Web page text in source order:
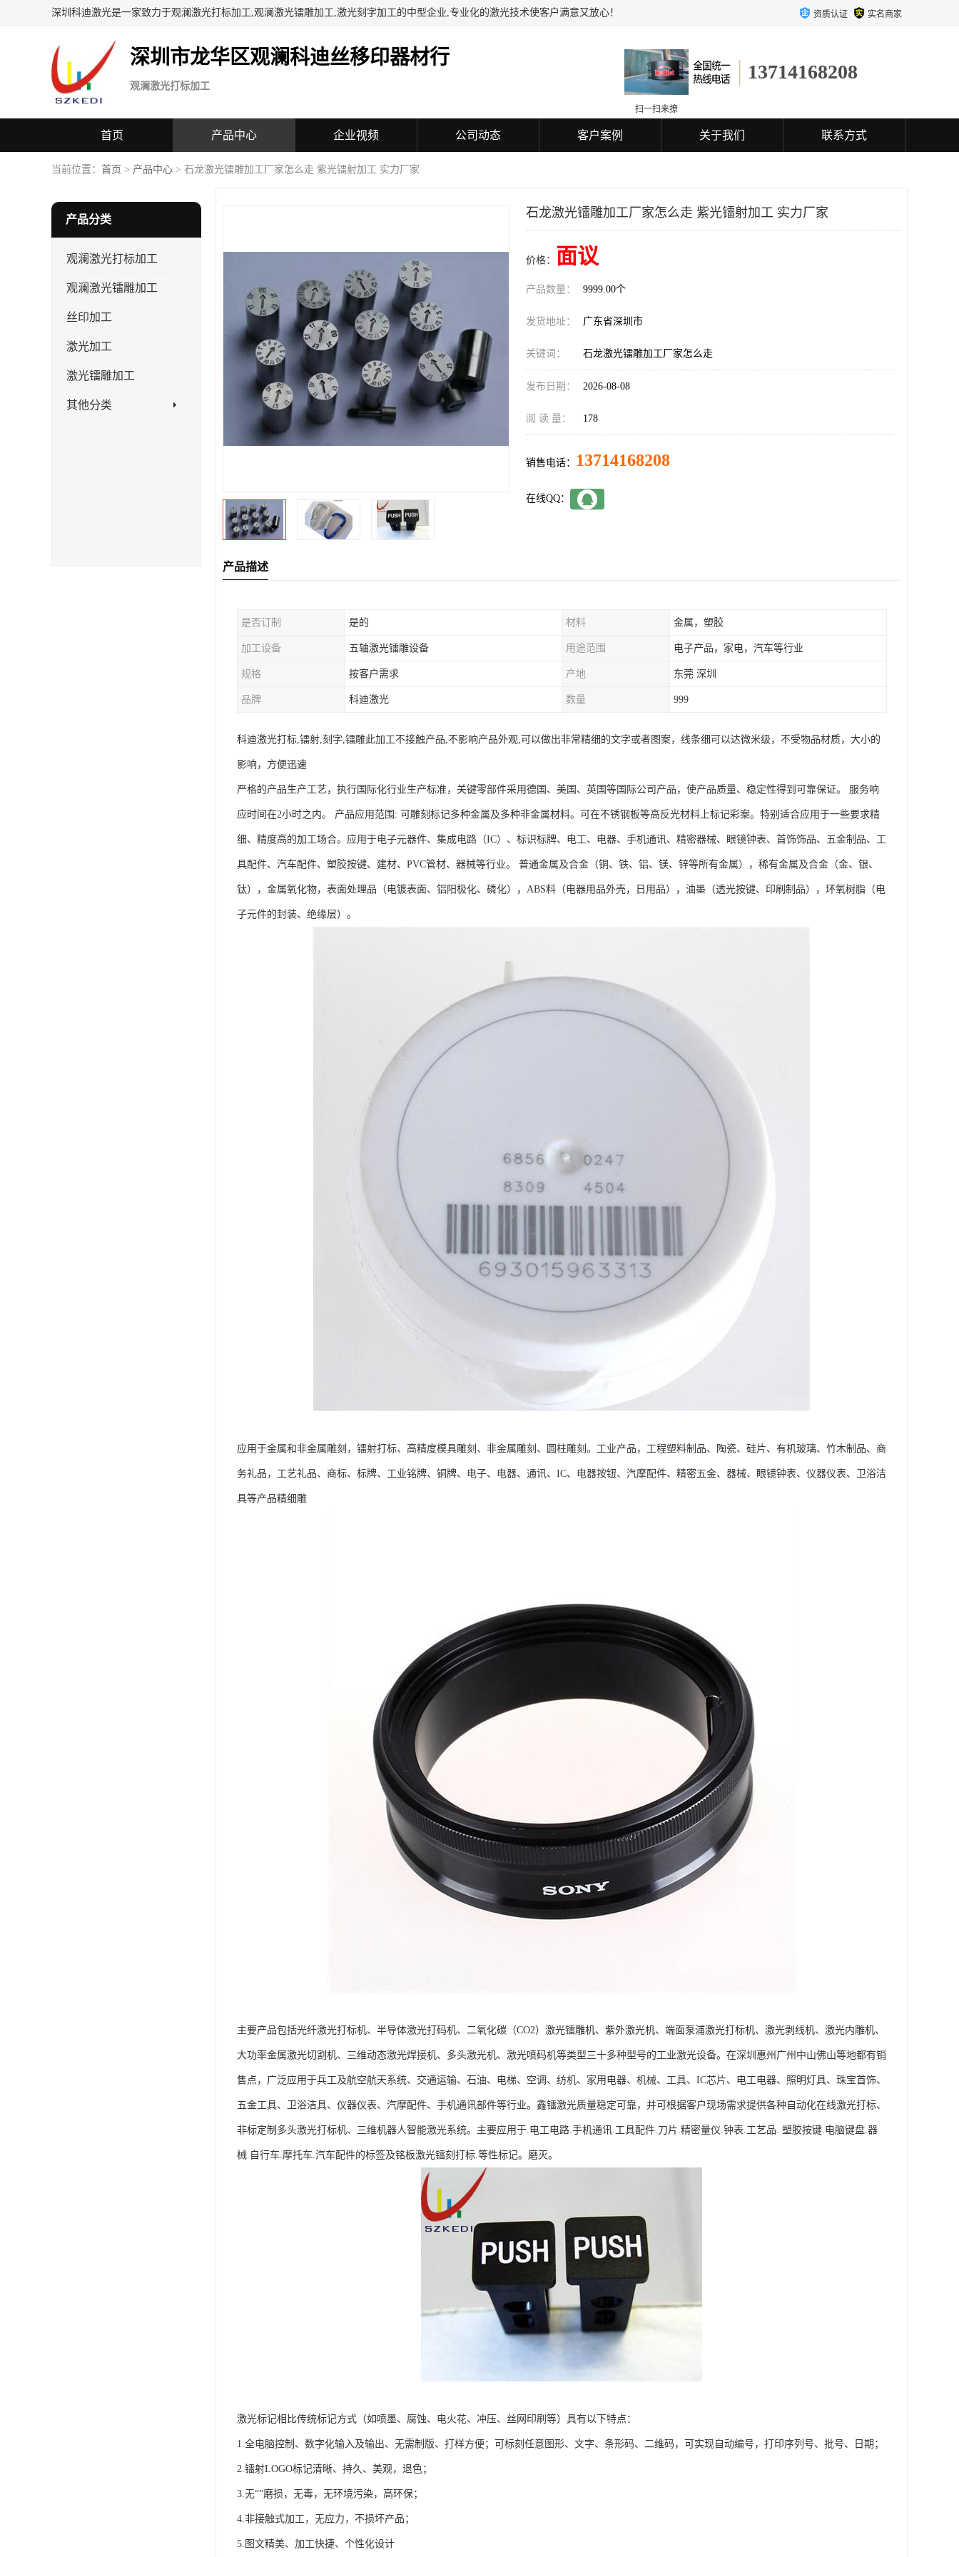
深圳科迪激光是一家致力于观澜激光打标加工,观澜激光镭雕加工,激光刻字加工的中型企业,专业化的激光技术使客户满意又放心！ 资质认证 实名商家
深圳市龙华区观澜科迪丝移印器材行
观澜激光打标加工
13714168208
扫一扫来撩
首页 产品中心 企业视频 公司动态 客户案例 关于我们 联系方式
当前位置： 首页 > 产品中心 > 石龙激光镭雕加工厂家怎么走 紫光镭射加工 实力厂家
产品分类
观澜激光打标加工
观澜激光镭雕加工
丝印加工
激光加工
激光镭雕加工
其他分类
石龙激光镭雕加工厂家怎么走 紫光镭射加工 实力厂家
价格： 面议
产品数量： 9999.00个
发货地址： 广东省深圳市
关键词： 石龙激光镭雕加工厂家怎么走
发布日期： 2026-08-08
阅 读 量： 178
销售电话： 13714168208
在线QQ：
产品描述
是否订制 是的 材料 金属，塑胶
加工设备 五轴激光镭雕设备 用途范围 电子产品，家电，汽车等行业
规格 按客户需求 产地 东莞 深圳
品牌 科迪激光 数量 999
科迪激光打标,镭射,刻字,镭雕此加工不接触产品,不影响产品外观,可以做出非常精细的文字或者图案，线条细可以达微米级，不受物品材质，大小的
影响，方便迅速
严格的产品生产工艺，执行国际化行业生产标准，关键零部件采用德国、美国、英国等国际公司产品，使产品质量、稳定性得到可靠保证。 服务响
应时间在2小时之内。 产品应用范围: 可雕刻标记多种金属及多种非金属材料。可在不锈钢板等高反光材料上标记彩案。特别适合应用于一些要求精
细、精度高的加工场合。应用于电子元器件、集成电路（IC）、标识标牌、电工、电器、手机通讯、精密器械、眼镜钟表、首饰饰品、五金制品、工
具配件、汽车配件、塑胶按键、建材、PVC管材、器械等行业。 普通金属及合金（铜、铁、铝、镁、锌等所有金属），稀有金属及合金（金、银、
钛），金属氧化物，表面处理品（电镀表面、铝阳极化、磷化），ABS料（电器用品外壳，日用品），油墨（透光按键、印刷制品），环氧树脂（电
子元件的封装、绝缘层）。
应用于金属和非金属雕刻，镭射打标、高精度模具雕刻、非金属雕刻、圆柱雕刻。工业产品，工程塑料制品、陶瓷、硅片、有机玻璃、竹木制品、商
务礼品，工艺礼品、商标、标牌、工业铭牌、铜牌、电子、电器、通讯、IC、电器按钮、汽摩配件、精密五金、器械、眼镜钟表、仪器仪表、卫浴洁
具等产品精细雕
主要产品包括光纤激光打标机、半导体激光打码机、二氧化碳（CO2）激光镭雕机、紫外激光机、端面泵浦激光打标机、激光剥线机、激光内雕机、
大功率金属激光切割机、三维动态激光焊接机、多头激光机、激光喷码机等类型三十多种型号的工业激光设备。在深圳惠州广州中山佛山等地都有销
售点，广泛应用于兵工及航空航天系统、交通运输、石油、电梯、空调、纺机、家用电器、机械、工具、IC芯片、电工电器、照明灯具、珠宝首饰、
五金工具、卫浴洁具、仪器仪表、汽摩配件、手机通讯部件等行业。鑫镭激光质量稳定可靠，并可根据客户现场需求提供各种自动化在线激光打标、
非标定制多头激光打标机、三维机器人智能激光系统。主要应用于.电工电路.手机通讯.工具配件.刀片.精密量仪.钟表.工艺品. 塑胶按键.电脑键盘.器
械.自行车.摩托车.汽车配件的标签及铭板激光镭刻打标.等性标记。磨灭。
激光标记相比传统标记方式（如喷墨、腐蚀、电火花、冲压、丝网印刷等）具有以下特点：
1.全电脑控制、数字化输入及输出、无需制版、打样方便；可标刻任意图形、文字、条形码、二维码，可实现自动编号，打印序列号、批号、日期；
2.镭射LOGO标记清晰、持久、美观，退色；
3.无“”磨损，无毒，无环境污染，高环保；
4.非接触式加工，无应力，不损坏产品；
5.图文精美、加工快捷、个性化设计